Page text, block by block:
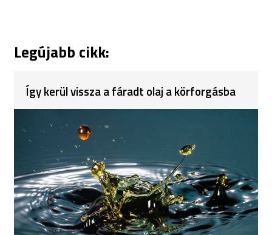
Legújabb cikk:
Így kerül vissza a fáradt olaj a körforgásba